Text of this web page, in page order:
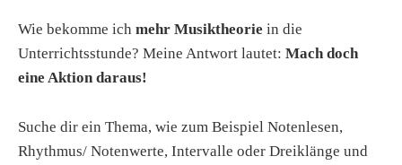
Wie bekomme ich mehr Musiktheorie in die
Unterrichtsstunde? Meine Antwort lautet: Mach doch
eine Aktion daraus!
Suche dir ein Thema, wie zum Beispiel Notenlesen,
Rhythmus/ Notenwerte, Intervalle oder Dreiklänge und